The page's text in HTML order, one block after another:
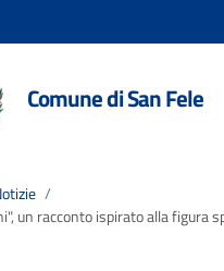
Comune di San Fele
/
un racconto ispirato alla figura